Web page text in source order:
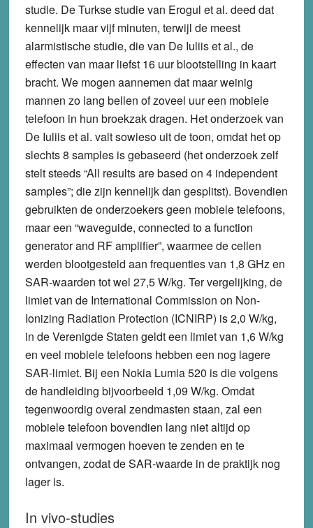
studie. De Turkse studie van Erogul et al. deed dat
kennelijk maar vijf minuten, terwijl de meest
alarmistische studie, die van De Iuliis et al., de
effecten van maar liefst 16 uur blootstelling in kaart
bracht. We mogen aannemen dat maar weinig
mannen zo lang bellen of zoveel uur een mobiele
telefoon in hun broekzak dragen. Het onderzoek van
De Iuliis et al. valt sowieso uit de toon, omdat het op
slechts 8 samples is gebaseerd (het onderzoek zelf
stelt steeds “All results are based on 4 independent
samples”; die zijn kennelijk dan gesplitst). Bovendien
gebruikten de onderzoekers geen mobiele telefoons,
maar een “waveguide, connected to a function
generator and RF amplifier”, waarmee de cellen
werden blootgesteld aan frequenties van 1,8 GHz en
SAR-waarden tot wel 27,5 W/kg. Ter vergelijking, de
limiet van de International Commission on Non-
Ionizing Radiation Protection (ICNIRP) is 2,0 W/kg,
in de Verenigde Staten geldt een limiet van 1,6 W/kg
en veel mobiele telefoons hebben een nog lagere
SAR-limiet. Bij een Nokia Lumia 520 is die volgens
de handleiding bijvoorbeeld 1,09 W/kg. Omdat
tegenwoordig overal zendmasten staan, zal een
mobiele telefoon bovendien lang niet altijd op
maximaal vermogen hoeven te zenden en te
ontvangen, zodat de SAR-waarde in de praktijk nog
lager is.
In vivo-studies